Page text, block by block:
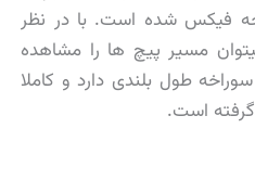
4 و 7 سوراحه فیكس شده است. با در نظر
مسیر پیچ ها را مشاهده
كرد. پایین ترین پیچ پلاك 7 سوراخه طول بلندی دارد و كاملا
است.